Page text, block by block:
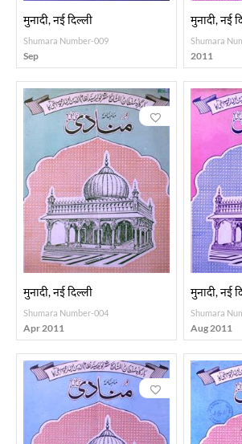
मुनादी, नई दिल्ली
Shumara Number-009
Sep
मुनादी, नई
Shumara
2011
मुनादी, नई दिल्ली
Shumara Number-004
Apr 2011
मुनादी, नई
Shumara
Aug 2011